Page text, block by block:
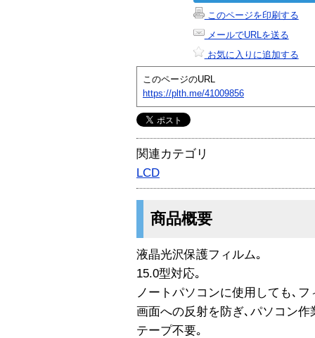
このページを印刷する
メールでURLを送る
お気に入りに追加する
このページのURL
https://plth.me/41009856
関連カテゴリ
LCD
商品概要
液晶光沢保護フィルム｡
15.0型対応｡
ノートパソコンに使用しても､
画面への反射を防ぎ､パソコン作
テープ不要｡